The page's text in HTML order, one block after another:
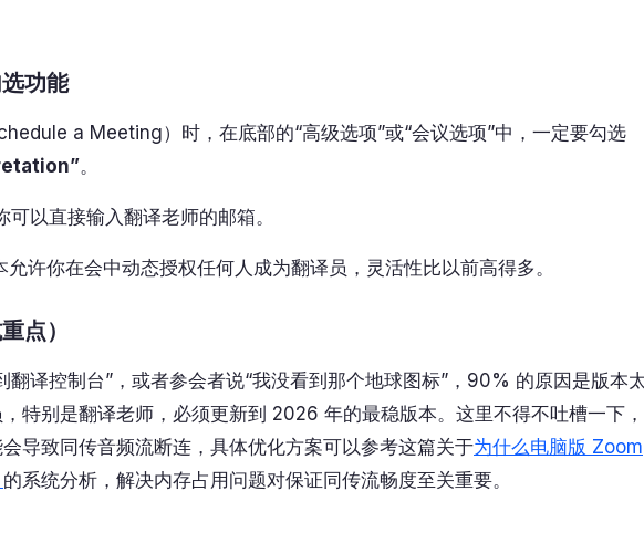
功能
a Meeting）时，在底部的“高级选项”或“会议选项”中，一定要勾选
。
可以直接输入翻译老师的邮箱。
允许你在会中动态授权任何人成为翻译员，灵活性比以前高得多。
点）
翻译控制台”，或者参会者说“我没看到那个地球图标”，90% 的原因是版本
特别是翻译老师，必须更新到 2026 年的最稳版本。这里不得不吐槽一下，
导致同传音频流断连，具体优化方案可以参考这篇关于为什么电脑版 Zoom
的系统分析，解决内存占用问题对保证同传流畅度至关重要。